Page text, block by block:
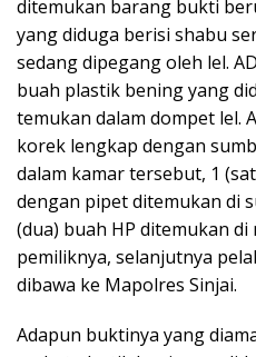
ditemukan barang bukti
yang diduga berisi shabu
sedang dipegang oleh lel.
buah plastik bening yang
temukan dalam dompet lel.
korek lengkap dengan
dalam kamar tersebut, 1
dengan pipet ditemukan di
(dua) buah HP ditemukan
pemiliknya, selanjutnya
dibawa ke Mapolres Sinjai.
Adapun buktinya yang